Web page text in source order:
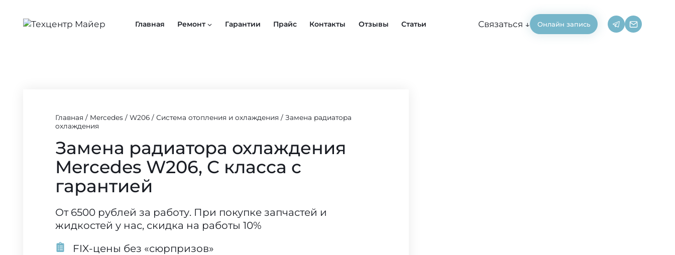
содержимому
Главная Ремонт Гарантии Прайс Контакты Отзывы Статьи Связаться ↓ Онлайн запись
Главная / Mercedes / W206 / Система отопления и охлаждения / Замена радиатора
охлаждения
Замена радиатора охлаждения
Mercedes W206, C класса с
гарантией
От 6500 рублей за работу. При покупке запчастей и
жидкостей у нас, скидка на работы 10%
FIX-цены без «сюрпризов»